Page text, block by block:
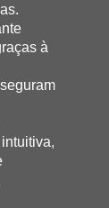
à